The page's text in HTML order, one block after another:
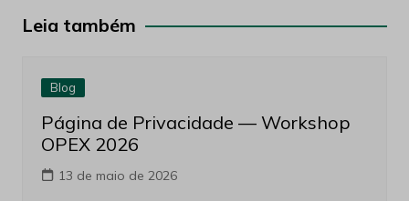
Post
Leia também
Blog
Página de Privacidade — Workshop
OPEX 2026
13 de maio de 2026